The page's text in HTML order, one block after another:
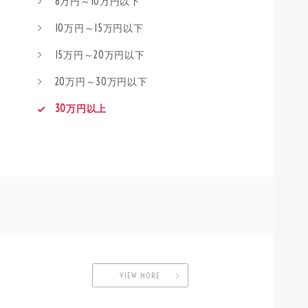
10万円～15万円以下
15万円～20万円以下
20万円～30万円以下
30万円以上
VIEW MORE